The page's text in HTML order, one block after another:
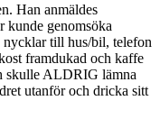
Han anmäldes
kunde genomsöka
nycklar till hus/bil, telefon
framdukad och kaffe
skulle ALDRIG lämna
utanför och dricka sitt